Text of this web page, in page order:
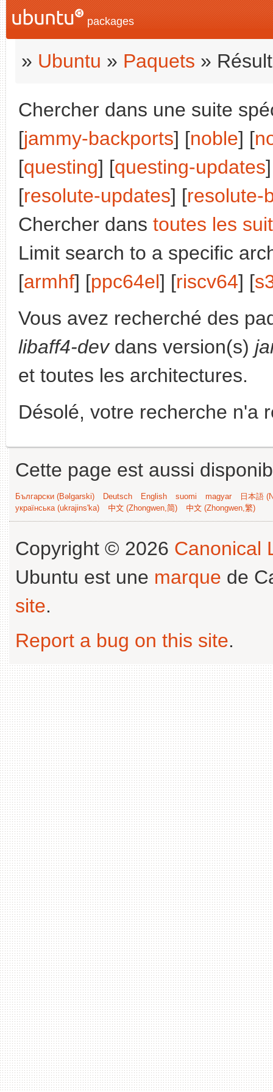
packages
» Ubuntu » Paquets »
Chercher dans une suite
[jammy-backports] [noble] [
[questing] [questing-updates
[resolute-updates] [resolute-
Chercher dans toutes les
Limit search to a specific
[armhf] [ppc64el] [riscv64] [
Vous avez recherché des
libaff4-devdans version(s)
et toutes les architectures.
Désolé, votre recherche n'a
Cette page est aussi
Български (Bəlgarski) Deutsch English suomi magyar
日本語
українська (ukrajins'ka)
中文 (Zhongwen,简) 中文 (Zhongwen,繁)
Copyright © 2026 Canonical
Ubuntu est une marque de
site.
Report a bug on this site.